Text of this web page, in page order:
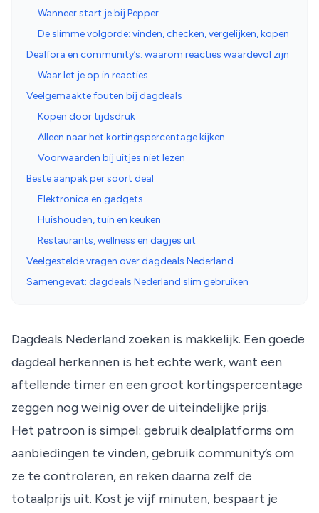
Wanneer start je bij Pepper
De slimme volgorde: vinden, checken, vergelijken, kopen
Dealfora en community’s: waarom reacties waardevol zijn
Waar let je op in reacties
Veelgemaakte fouten bij dagdeals
Kopen door tijdsdruk
Alleen naar het kortingspercentage kijken
Voorwaarden bij uitjes niet lezen
Beste aanpak per soort deal
Elektronica en gadgets
Huishouden, tuin en keuken
Restaurants, wellness en dagjes uit
Veelgestelde vragen over dagdeals Nederland
Samengevat: dagdeals Nederland slim gebruiken
Dagdeals Nederland zoeken is makkelijk. Een goede
dagdeal herkennen is het echte werk, want een
aftellende timer en een groot kortingspercentage
zeggen nog weinig over de uiteindelijke prijs.
Het patroon is simpel: gebruik dealplatforms om
aanbiedingen te vinden, gebruik community’s om
ze te controleren, en reken daarna zelf de
totaalprijs uit. Kost je vijf minuten, bespaart je